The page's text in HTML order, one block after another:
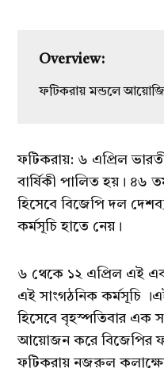
Overview:
ফটিকরায় মন্ডলে
ফটিকরায়: ৬ এপ্রিল
বার্ষিকী পালিত হয়। ৪৬
হিসেবে বিজেপি দল
কর্মসূচি হাতে নেয়।
৬ থেকে ১২ এপ্রিল এই এক
এই সাংগঠনিক কর্মসূচি
হিসেবে বৃহস্পতিবার এক
আয়োজন করে বিজেপির
ফটিকরায় নজরুল